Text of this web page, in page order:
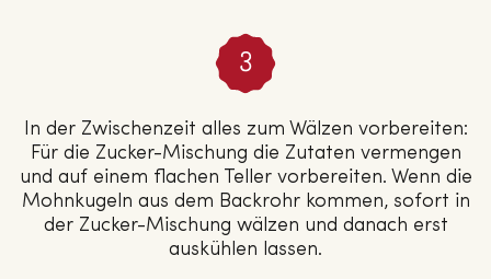
In der Zwischenzeit alles zum Wälzen vorbereiten:
Für die Zucker-Mischung die Zutaten vermengen
und auf einem flachen Teller vorbereiten. Wenn die
Mohnkugeln aus dem Backrohr kommen, sofort in
der Zucker-Mischung wälzen und danach erst
auskühlen lassen.